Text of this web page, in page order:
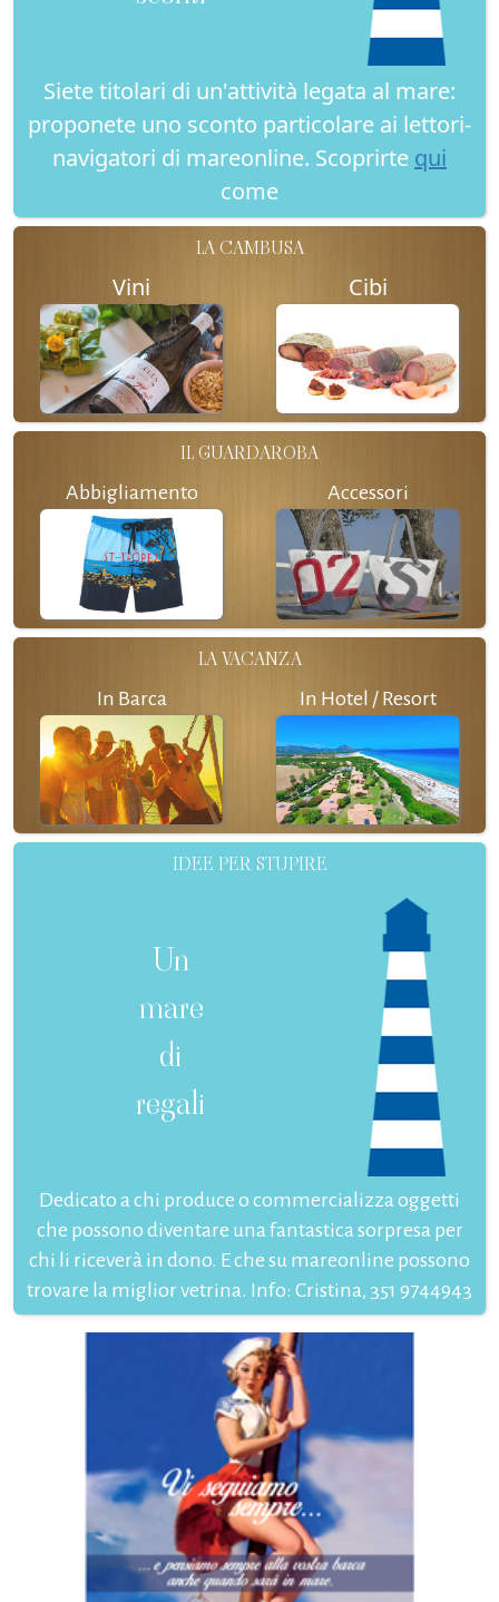
Siete titolari di un'attività legata al mare:
proponete uno sconto particolare ai lettori-
navigatori di mareonline. Scoprirte qui
come
LA CAMBUSA
Vini Cibi
IL GUARDAROBA
Abbigliamento Accessori
LA VACANZA
In Barca In Hotel / Resort
IDEE PER STUPIRE
Un
mare
di
regali
Dedicato a chi produce o commercializza oggetti
che possono diventare una fantastica sorpresa per
chi li riceverà in dono. E che su mareonline possono
trovare la miglior vetrina. Info: Cristina, 351 9744943